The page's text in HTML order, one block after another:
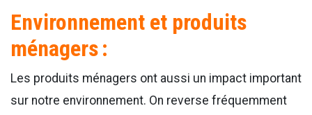
Environnement et produits
ménagers :
Les produits ménagers ont aussi un impact important
sur notre environnement. On reverse fréquemment